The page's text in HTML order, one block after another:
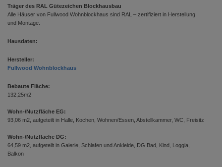
Träger des RAL Gütezeichen Blockhausbau
Alle Häuser von Fullwood Wohnblockhaus sind RAL – zertifiziert in Herstellung
und Montage.
Hausdaten:
Hersteller:
Fullwood Wohnblockhaus
Bebaute Fläche:
132,25m2
Wohn-/Nutzfläche EG:
93,06 m2, aufgeteilt in Halle, Kochen, Wohnen/Essen, Abstellkammer, WC, Freisitz
Wohn-/Nutzfläche DG:
64,59 m2, aufgeteilt in Galerie, Schlafen und Ankleide, DG Bad, Kind, Loggia,
Balkon